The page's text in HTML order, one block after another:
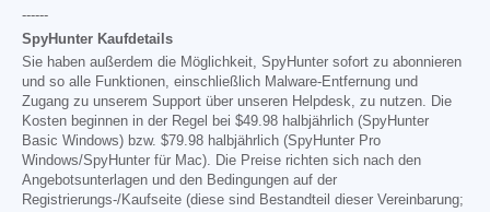
------
SpyHunter Kaufdetails
Sie haben außerdem die Möglichkeit, SpyHunter sofort zu abonnieren
und so alle Funktionen, einschließlich Malware-Entfernung und
Zugang zu unserem Support über unseren Helpdesk, zu nutzen. Die
Kosten beginnen in der Regel bei $49.98 halbjährlich (SpyHunter
Basic Windows) bzw. $79.98 halbjährlich (SpyHunter Pro
Windows/SpyHunter für Mac). Die Preise richten sich nach den
Angebotsunterlagen und den Bedingungen auf der
Registrierungs-/Kaufseite (diese sind Bestandteil dieser Vereinbarung;